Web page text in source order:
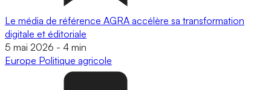
Le média de référence AGRA accélère sa transformation
digitale et éditoriale
5 mai 2026 - 4 min
Europe Politique agricole